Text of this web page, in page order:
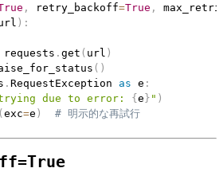
, retry_backoff=True ,
) :
. get ( url )
( )
. RequestException as e :
due to error: {e} " )
exc=e ) # 明示的な再試行